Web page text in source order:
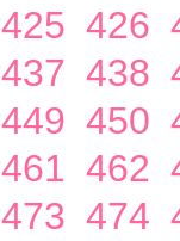
425 426
437 438
449 450
461 462
473 474